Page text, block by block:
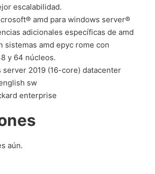
escalabilidad.
amd para windows server®
adicionales específicas de amd
sistemas amd epyc rome con
y 64 núcleos.
2019 (16-core) datacenter
sw
enterprise
aún.